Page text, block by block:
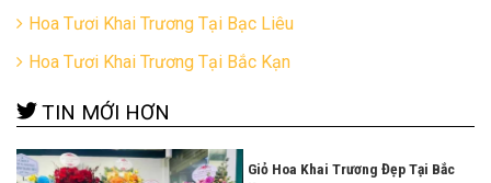
Hoa Tươi Khai Trương Tại Bạc Liêu
Hoa Tươi Khai Trương Tại Bắc Kạn
TIN MỚI HƠN
Giỏ Hoa Khai Trương Đẹp Tại Bắc